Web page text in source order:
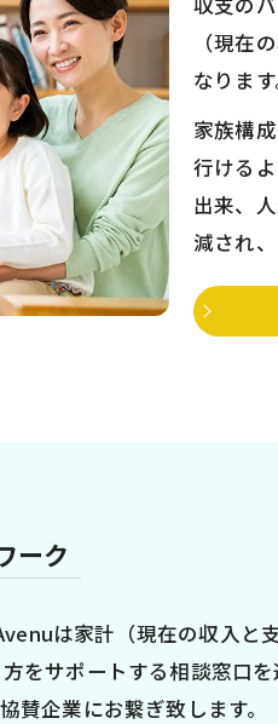
（現在
なります
家族構
行ける
出来、
減され
ーク
は家計（現在の収入と
をサポートする相談窓口
賛企業にお繋ぎ致します。